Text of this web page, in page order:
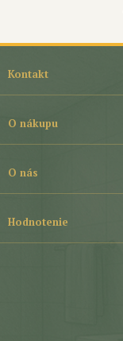
i
Kontakt
O nákupu
O nás
Hodnotenie